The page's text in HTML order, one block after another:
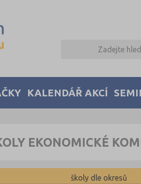
KALENDÁŘ AKCÍ
EKONOMICKÉ
školy dle okresů